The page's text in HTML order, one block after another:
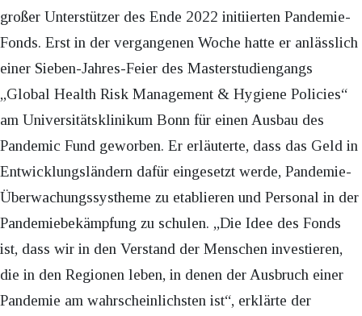
großer Unterstützer des Ende 2022 initiierten Pandemie-
Fonds. Erst in der vergangenen Woche hatte er anlässlich
einer Sieben-Jahres-Feier des Masterstudiengangs
„Global Health Risk Management & Hygiene Policies“
am Universitätsklinikum Bonn für einen Ausbau des
Pandemic Fund geworben. Er erläuterte, dass das Geld in
Entwicklungsländern dafür eingesetzt werde, Pandemie-
Überwachungssystheme zu etablieren und Personal in der
Pandemiebekämpfung zu schulen. „Die Idee des Fonds
ist, dass wir in den Verstand der Menschen investieren,
die in den Regionen leben, in denen der Ausbruch einer
Pandemie am wahrscheinlichsten ist“, erklärte der